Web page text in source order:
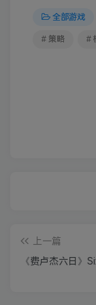
全部游戏
# 策略 #
上一篇
《费卢杰六日》